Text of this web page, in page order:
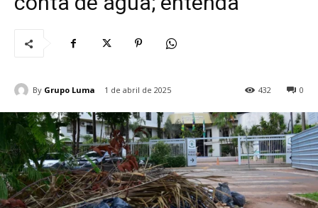
By Grupo Luma 1 de abril de 2025 0
432